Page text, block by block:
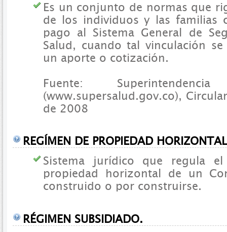
Es un conjunto de normas que
de los individuos y las familias
pago al Sistema General de
Salud, cuando tal vinculación
un aporte o cotización.
Fuente:
(www.supersalud.gov.co),
de 2008
REGÍMEN DE PROPIEDAD
Sistema jurídico que regula
propiedad horizontal de un
construido o por construirse.
RÉGIMEN SUBSIDIADO.